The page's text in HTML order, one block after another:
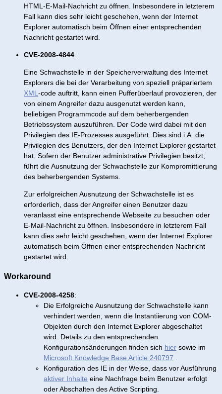
HTML-E-Mail-Nachricht zu öffnen. Insbesondere in letzterem
Fall kann dies sehr leicht geschehen, wenn der Internet
Explorer automatisch beim Öffnen einer entsprechenden
Nachricht gestartet wird.
CVE-2008-4844:
Eine Schwachstelle in der Speicherverwaltung des Internet
Explorers die bei der Verarbeitung von speziell präpariertem
XML -code auftritt, kann einen Pufferüberlauf provozieren, der
von einem Angreifer dazu ausgenutzt werden kann,
beliebigen Programmcode auf dem beherbergenden
Betriebssystem auszuführen. Der Code wird dabei mit den
Privilegien des IE-Prozesses ausgeführt. Dies sind i.A. die
Privilegien des Benutzers, der den Internet Explorer gestartet
hat. Sofern der Benutzer administrative Privilegien besitzt,
führt die Ausnutzung der Schwachstelle zur Kompromittierung
des beherbergenden Systems.
Zur erfolgreichen Ausnutzung der Schwachstelle ist es
erforderlich, dass der Angreifer einen Benutzer dazu
veranlasst eine entsprechende Webseite zu besuchen oder
E-Mail-Nachricht zu öffnen. Insbesondere in letzterem Fall
kann dies sehr leicht geschehen, wenn der Internet Explorer
automatisch beim Öffnen einer entsprechenden Nachricht
gestartet wird.
Workaround
CVE-2008-4258:
Die Erfolgreiche Ausnutzung der Schwachstelle kann
verhindert werden, wenn die Instantiierung von COM-
Objekten durch den Internet Explorer abgeschaltet
wird. Details zu den entsprechenden
Konfigurationsänderungen finden sich hier sowie im
Microsoft Knowledge Base Article 240797 .
Konfiguration des IE in der Weise, dass vor Ausführung
aktiver Inhalte eine Nachfrage beim Benutzer erfolgt
oder Abschalten des Active Scripting.